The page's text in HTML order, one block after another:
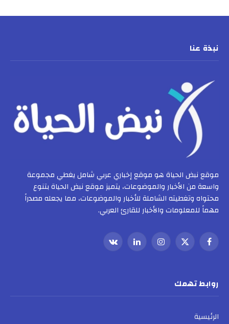
نبذة عنا
موقع نبض الحياة هو موقع إخباري عربي شامل يغطي مجموعة
واسعة من الأخبار والموضوعات، يتميز موقع نبض الحياة بتنوع
محتواه وتغطيته الشاملة للأخبار والموضوعات، مما يجعله مصدراً
مهماً للمعلومات والأخبار للقارئ العربي.
فيسبوك
X
الانستغراملينكدإنVKontakte
روابط تهمك
الرئيسية